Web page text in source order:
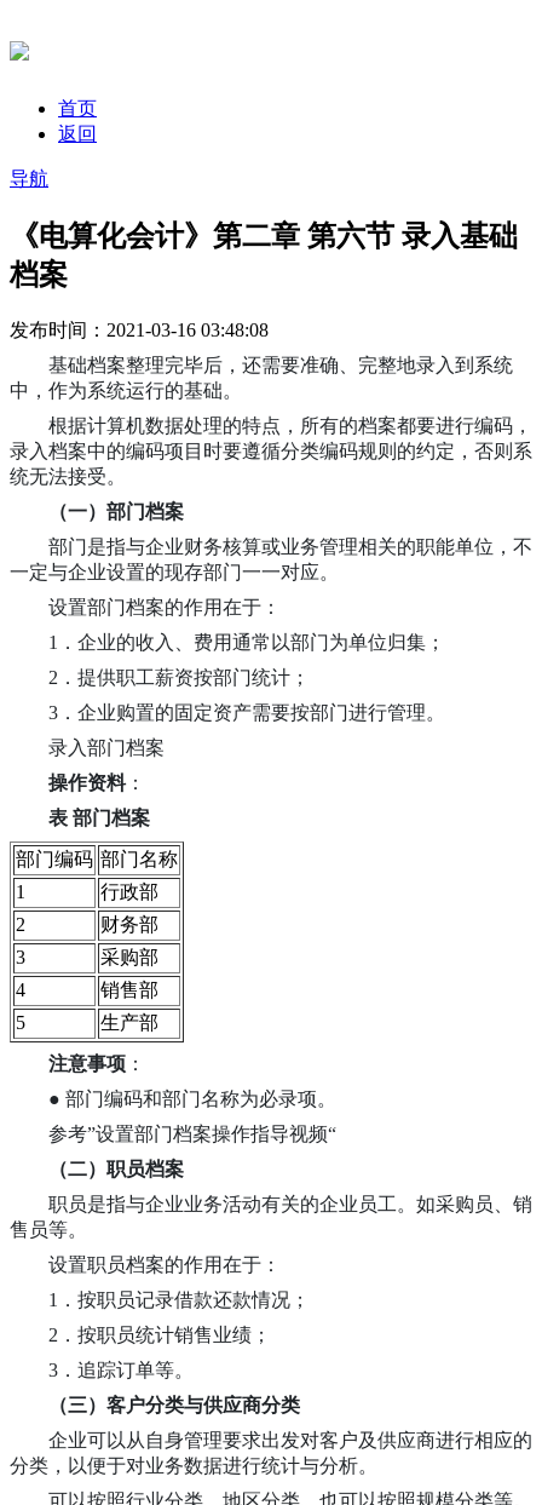
首页
返回
导航
《电算化会计》第二章 第六节 录入基础
档案
发布时间：2021-03-16 03:48:08
基础档案整理完毕后，还需要准确、完整地录入到系统
中，作为系统运行的基础。
根据计算机数据处理的特点，所有的档案都要进行编码，
录入档案中的编码项目时要遵循分类编码规则的约定，否则系
统无法接受。
（一）部门档案
部门是指与企业财务核算或业务管理相关的职能单位，不
一定与企业设置的现存部门一一对应。
设置部门档案的作用在于：
1．企业的收入、费用通常以部门为单位归集；
2．提供职工薪资按部门统计；
3．企业购置的固定资产需要按部门进行管理。
录入部门档案
操作资料：
表 部门档案
部门编码 部门名称
1
行政部
2
财务部
3
采购部
4
销售部
5
生产部
注意事项 ：
● 部门编码和部门名称为必录项。
参考”设置部门档案操作指导视频“
（二） 职员档案
职员是指与企业业务活动有关的企业员工。如采购员、销
售员等。
设置职员档案的作用在于：
1．按职员记录借款还款情况；
2．按职员统计销售业绩；
3．追踪订单等。
（三）客户分类与供应商分类
企业可以从自身管理要求出发对客户及供应商进行相应的
分类，以便于对业务数据进行统计与分析。
可以按照行业分类、地区分类、也可以按照规模分类等。